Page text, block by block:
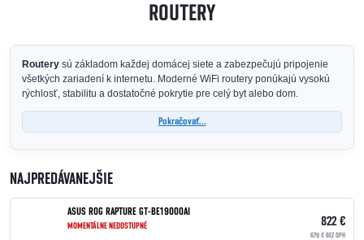
ROUTERY
Routery sú základom každej domácej siete a zabezpečujú pripojenie
všetkých zariadení k internetu. Moderné WiFi routery ponúkajú vysokú
rýchlosť, stabilitu a dostatočné pokrytie pre celý byt alebo dom.
Pokračovať...
NAJPREDÁVANEJŠIE
ASUS ROG RAPTURE GT-BE19000AI
MOMENTÁLNE NEDOSTUPNÉ 822 €
679 € BEZ DPH